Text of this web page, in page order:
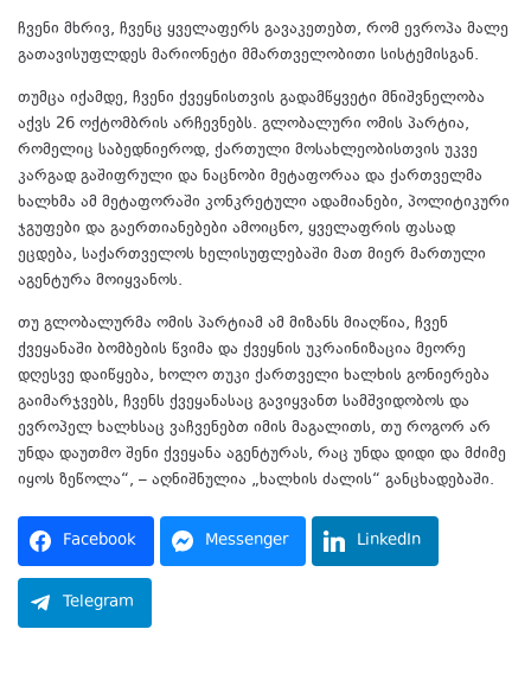
ჩვენი მხრივ, ჩვენც ყველაფერს გავაკეთებთ, რომ ევროპა მალე
გათავისუფლდეს მარიონეტი მმართველობითი სისტემისგან.
თუმცა იქამდე, ჩვენი ქვეყნისთვის გადამწყვეტი მნიშვნელობა
აქვს 26 ოქტომბრის არჩევნებს. გლობალური ომის პარტია,
რომელიც საბედნიეროდ, ქართული მოსახლეობისთვის უკვე
კარგად გაშიფრული და ნაცნობი მეტაფორაა და ქართველმა
ხალხმა ამ მეტაფორაში კონკრეტული ადამიანები, პოლიტიკური
ჯგუფები და გაერთიანებები ამოიცნო, ყველაფრის ფასად
ეცდება, საქართველოს ხელისუფლებაში მათ მიერ მართული
აგენტურა მოიყვანოს.
თუ გლობალურმა ომის პარტიამ ამ მიზანს მიაღწია, ჩვენ
ქვეყანაში ბომბების წვიმა და ქვეყნის უკრაინიზაცია მეორე
დღესვე დაიწყება, ხოლო თუკი ქართველი ხალხის გონიერება
გაიმარჯვებს, ჩვენს ქვეყანასაც გავიყვანთ სამშვიდობოს და
ევროპელ ხალხსაც ვაჩვენებთ იმის მაგალითს, თუ როგორ არ
უნდა დაუთმო შენი ქვეყანა აგენტურას, რაც უნდა დიდი და მძიმე
იყოს ზეწოლა“, – აღნიშნულია „ხალხის ძალის“ განცხადებაში.
Facebook Messenger LinkedIn
Telegram